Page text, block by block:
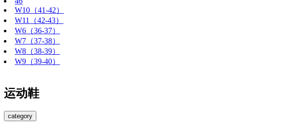
W10（41-42）
W11（42-43）
W6（36-37）
W7（37-38）
W8（38-39）
W9（39-40）
运动鞋
category